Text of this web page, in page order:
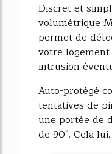
Discret et
volumétrique
permet de
votre
intrusion
Auto-protégé
tentatives de
une portée de
de 90°. Cela